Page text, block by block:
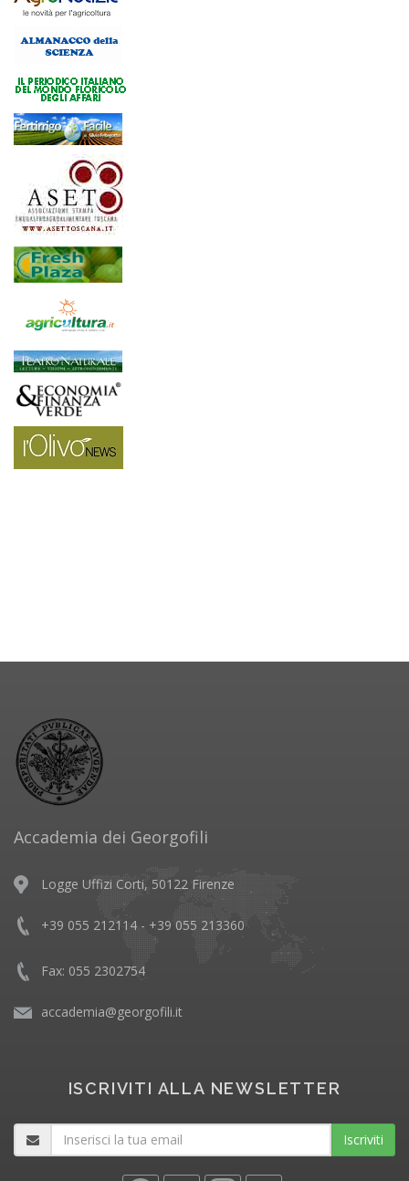
Accademia dei Georgofili
Logge Uffizi Corti, 50122 Firenze
+39 055 212114 - +39 055 213360
Fax: 055 2302754
accademia@georgofili.it
ISCRIVITI ALLA NEWSLETTER
Iscriviti